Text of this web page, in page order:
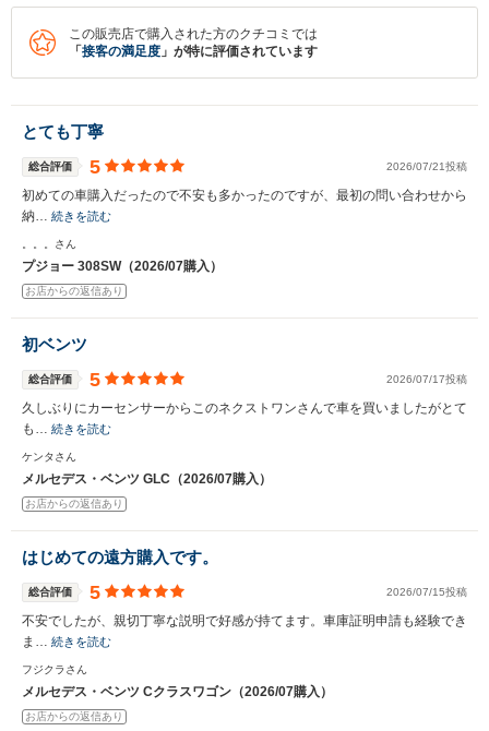
この販売店で購入された方のクチコミでは
「 接客の満足度 」が特に評価されています
とても丁寧
総合評価 5 2026/07/21投稿
初めての車購入だったので不安も多かったのですが、最初の問い合わせから
納… 続きを読む
。。。さん
プジョー 308SW（2026/07購入）
お店からの返信あり
初ベンツ
総合評価 5 2026/07/17投稿
久しぶりにカーセンサーからこのネクストワンさんで車を買いましたがとて
も… 続きを読む
ケンタさん
メルセデス・ベンツ GLC（2026/07購入）
お店からの返信あり
はじめての遠方購入です。
総合評価 5 2026/07/15投稿
不安でしたが、親切丁寧な説明で好感が持てます。車庫証明申請も経験でき
ま… 続きを読む
フジクラさん
メルセデス・ベンツ Cクラスワゴン（2026/07購入）
お店からの返信あり